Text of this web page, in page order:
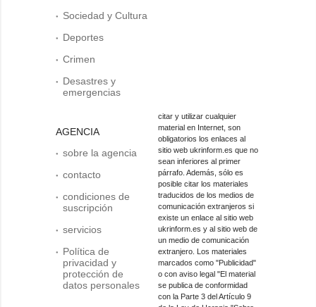
Sociedad y Cultura
Deportes
Crimen
Desastres y
emergencias
AGENCIA
sobre la agencia
contacto
condiciones de
suscripción
servicios
Política de
privacidad y
protección de
datos personales
citar y utilizar cualquier
material en Internet, son
obligatorios los enlaces al
sitio web ukrinform.es que no
sean inferiores al primer
párrafo. Además, sólo es
posible citar los materiales
traducidos de los medios de
comunicación extranjeros si
existe un enlace al sitio web
ukrinform.es y al sitio web de
un medio de comunicación
extranjero. Los materiales
marcados como "Publicidad"
o con aviso legal "El material
se publica de conformidad
con la Parte 3 del Artículo 9